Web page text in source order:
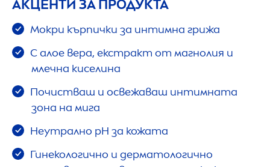
АКЦЕНТИ ЗА ПРОДУКТА
Мокри кърпички за интимна грижа
С алое вера, екстракт от магнолия и
млечна киселина
Почистваш и освежаваш интимната
зона на мига
Неутрално pH за кожата
Гинекологично и дерматологично